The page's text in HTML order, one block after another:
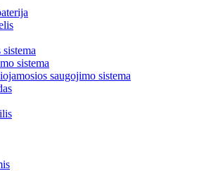
sistema
saugojimo sistema